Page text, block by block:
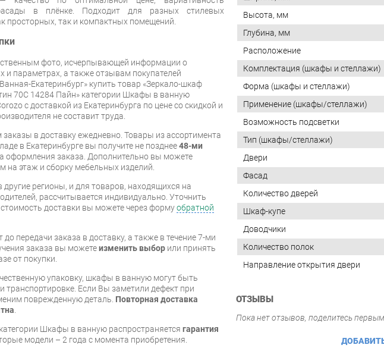
в плёнке. Подходит для разных стилевых
просторных, так и компактных помещений.
фото, исчерпывающей информации о
и параметрах, а также отзывам покупателей
Екатеринбург» купить товар «Зеркало-шкаф
70C 14284 Пайн» категории Шкафы в ванную
с доставкой из Екатеринбурга по цене со скидкой и
не составит труда.
в доставку ежедневно. Товары из ассортимента
в Екатеринбурге вы получите не позднее48-ми
оформления заказа. Дополнительно вы можете
на этаж и сборку мебельных изделий.
другие регионы, и для товаров, находящихся на
рассчитывается индивидуально. Уточнить
стоимость доставки вы можете через формуобратной
передачи заказа в доставку, а также в течение 7-ми
заказа вы можетеизменить выбор или принять
от покупки.
упаковку, шкафы в ванную могут быть
транспортировке. Если Вы заметили дефект при
поврежденную деталь. Повторная доставка
Шкафы в ванную распространяется гарантия
модели – 2 года с момента приобретения.
Высота, мм
Глубина, мм
Расположение
Комплектация (шкафы и стеллажи)
Форма (шкафы и стеллажи)
Применение (шкафы/стеллажи)
Возможность подсветки
Тип (шкафы/стеллажи)
Двери
Фасад
Количество дверей
Шкаф-купе
Доводчики
Количество полок
Направление открытия двери
ОТЗЫВЫ
Пока нет отзывов, поделитесь